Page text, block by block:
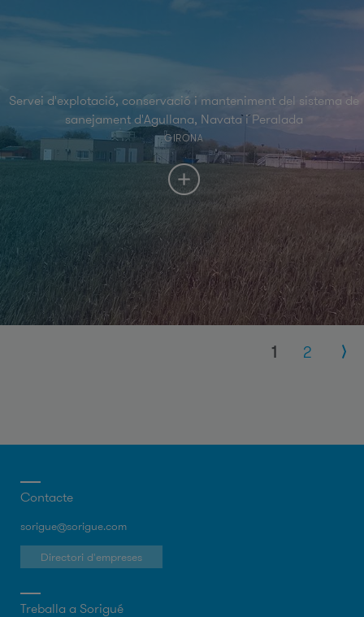
Servei d'explotació, conservació i manteniment del sistema de
sanejament d'Agullana, Navata i Peralada
GIRONA
1 2
Contacte
sorigue@sorigue.com
Directori d'empreses
Treballa a Sorigué